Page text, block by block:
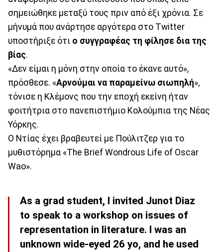
σημειώθηκε μεταξύ τους πριν από έξι χρόνια. Σε
μήνυμά που ανάρτησε αργότερα στο Twitter
υποστήριξε ότι ο συγγραφέας τη φίλησε δια της
βίας.
«Δεν είμαι η μόνη στην οποία το έκανε αυτό»,
πρόσθεσε. «Αρνούμαι να παραμείνω σιωπηλή»,
τόνισε η Κλέμονς που την εποχή εκείνη ήταν
φοιτήτρια στο πανεπιστήμιο Κολούμπια της Νέας
Υόρκης.
Ο Ντίας έχει βραβευτεί με Πούλιτζερ για το
μυθιστόρημα «The Brief Wondrous Life of Oscar
Wao».
As a grad student, I invited Junot Diaz
to speak to a workshop on issues of
representation in literature. I was an
unknown wide-eyed 26 yo, and he used